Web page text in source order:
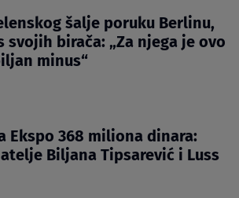
šalje poruku Berlinu,
svojih birača: „Za njega je ovo
minus“
Ekspo 368 miliona dinara:
Biljana Tipsarević i Luss